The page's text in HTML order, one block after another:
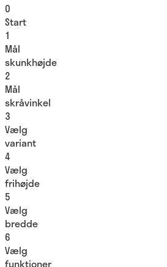
0
Start
1
Mål
skunkhøjde
2
Mål
skråvinkel
3
Vælg
variant
4
Vælg
frihøjde
5
Vælg
bredde
6
Vælg
funktioner